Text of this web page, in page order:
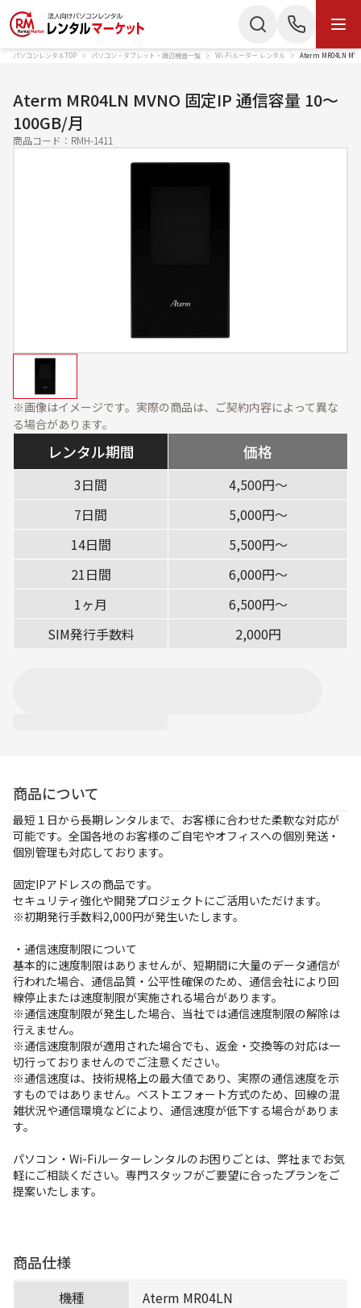
商品カテゴリー
ノートパソコン Mac
ペンタブレット
ソフトウェア・オプショ
ン
サービス・ソリューション
標準サービス 安心補償プラン
キッティング データ消去
設定・設置／オンサイト
ご利用ガイド
よくあるご質問
会社概要
かんたん見積もり
050-3135-2199
受付時間 9：00〜17：30（土日祝休）
050-3135-2199
受付時間 9：00〜17：30（土日祝休）
パソコンレンタルTOP パソコン・タブレット・周辺機器一覧 Wi-Fiルーター レンタル Aterm MR04LN
レンタル期間 価格
3日間
4,500円〜
7日間
5,000円〜
14日間
5,500円〜
21日間
6,000円〜
1ヶ月
6,500円〜
SIM発行手数料
2,000円
※画像はイメージです。実際の商品は、ご契約内容によって異な
る場合があります。
Aterm MR04LN MVNO 固定IP 通信容量 10〜
100GB/月
商品コード： RMH-1411
商品について
最短１日から長期レンタルまで、お客様に合わせた柔軟な対応が
可能です。全国各地のお客様のご自宅やオフィスへの個別発送・
個別管理も対応しております。
固定IPアドレスの商品です。
セキュリティ強化や開発プロジェクトにご活用いただけます。
※初期発行手数料2,000円が発生いたします。
・通信速度制限について
基本的に速度制限はありませんが、短期間に大量のデータ通信が
行われた場合、通信品質・公平性確保のため、通信会社により回
線停止または速度制限が実施される場合があります。
※通信速度制限が発生した場合、当社では通信速度制限の解除は
行えません。
※通信速度制限が適用された場合でも、返金・交換等の対応は一
切行っておりませんのでご注意ください。
※通信速度は、技術規格上の最大値であり、実際の通信速度を示
すものではありません。ベストエフォート方式のため、回線の混
雑状況や通信環境などにより、通信速度が低下する場合がありま
す。
パソコン・Wi-Fiルーターレンタルのお困りごとは、弊社までお気
軽にご相談ください。専門スタッフがご要望に合ったプランをご
提案いたします。
商品仕様
機種 Aterm MR04LN